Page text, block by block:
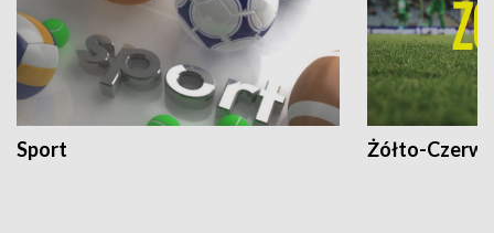
Sport Żółto-